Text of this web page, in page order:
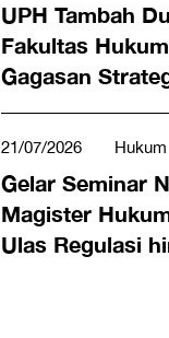
UPH Tambah
Fakultas
Gagasan
Modal dan
Internasional
21/07/2026 Hukum
Gelar Seminar
Magister
Ulas Regulasi